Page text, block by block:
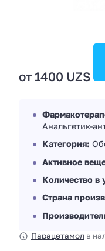
от 1400 UZS
Анальгетик-
Категория:
Активное
Количество в
Страна
Парацетамол в